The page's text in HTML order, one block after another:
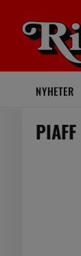
NYHETER
PIAFF